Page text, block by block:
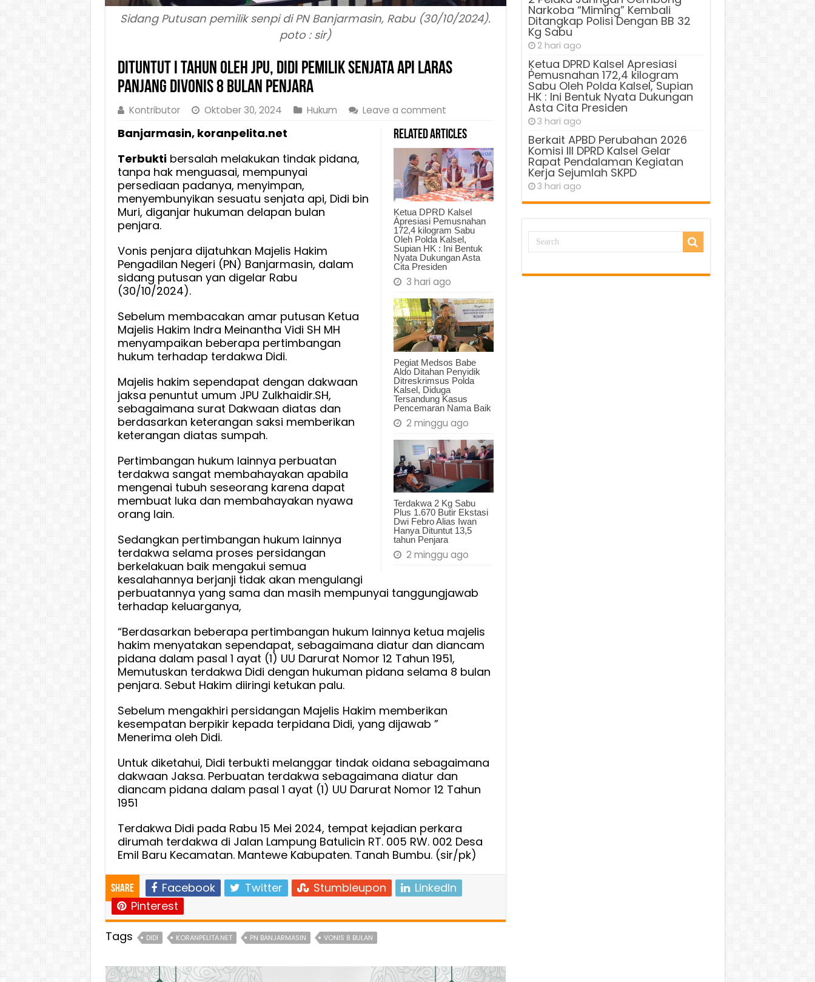
Sidang Putusan pemilik senpi di PN Banjarmasin, Rabu (30/10/2024).
poto : sir)
Dituntut I Tahun Oleh JPU, Didi Pemilik Senjata Api Laras
Panjang Divonis 8 bulan Penjara
Kontributor Oktober 30, 2024 Hukum Leave a comment
Related Articles
Ķetua DPRD Kalsel
Apresiasi Pemusnahan
172,4 kilogram Sabu
Oleh Polda Kalsel,
Supian HK : Ini Bentuk
Nyata Dukungan Asta
Cita Presiden
3 hari ago
Pegiat Medsos Babe
Aldo Ditahan Penyidik
Ditreskrimsus Polda
Kalsel, Diduga
Tersandung Kasus
Pencemaran Nama Baik
2 minggu ago
Terdakwa 2 Kg Sabu
Plus 1.670 Butir Ekstasi
Dwi Febro Alias Iwan
Hanya Dituntut 13,5
tahun Penjara
2 minggu ago
Banjarmasin, koranpelita.net
Terbuktibersalah melakukan tindak pidana,
tanpa hak menguasai, mempunyai
persediaan padanya, menyimpan,
menyembunyikan sesuatu senjata api, Didi bin
Muri, diganjar hukuman delapan bulan
penjara.
Vonis penjara dijatuhkan Majelis Hakim
Pengadilan Negeri (PN) Banjarmasin, dalam
sidang putusan yan digelar Rabu
(30/10/2024).
Sebelum membacakan amar putusan Ketua
Majelis Hakim Indra Meinantha Vidi SH MH
menyampaikan beberapa pertimbangan
hukum terhadap terdakwa Didi.
Majelis hakim sependapat dengan dakwaan
jaksa penuntut umum JPU Zulkhaidir.SH,
sebagaimana surat Dakwaan diatas dan
berdasarkan keterangan saksi memberikan
keterangan diatas sumpah.
Pertimbangan hukum lainnya perbuatan
terdakwa sangat membahayakan apabila
mengenai tubuh seseorang karena dapat
membuat luka dan membahayakan nyawa
orang lain.
Sedangkan pertimbangan hukum lainnya
terdakwa selama proses persidangan
berkelakuan baik mengakui semua
kesalahannya berjanji tidak akan mengulangi
perbuatannya yang sama dan masih mempunyai tanggungjawab
terhadap keluarganya,
“Berdasarkan beberapa pertimbangan hukum lainnya ketua majelis
hakim menyatakan sependapat, sebagaimana diatur dan diancam
pidana dalam pasal 1 ayat (1) UU Darurat Nomor 12 Tahun 1951,
Memutuskan terdakwa Didi dengan hukuman pidana selama 8 bulan
penjara. Sebut Hakim diiringi ketukan palu.
Sebelum mengakhiri persidangan Majelis Hakim memberikan
kesempatan berpikir kepada terpidana Didi, yang dijawab ”
Menerima oleh Didi.
Untuk diketahui, Didi terbukti melanggar tindak oidana sebagaimana
dakwaan Jaksa. Perbuatan terdakwa sebagaimana diatur dan
diancam pidana dalam pasal 1 ayat (1) UU Darurat Nomor 12 Tahun
1951
Terdakwa Didi pada Rabu 15 Mei 2024, tempat kejadian perkara
dirumah terdakwa di Jalan Lampung Batulicin RT. 005 RW. 002 Desa
Emil Baru Kecamatan. Mantewe Kabupaten. Tanah Bumbu. (sir/pk)
Share Facebook Twitter Stumbleupon
LinkedIn
Pinterest
Tags
DIDI KORANPELITA.NET PN BANJARMASIN VONIS 8 BULAN
Narkoba “Miming” Kembali
Ditangkap Polisi Dengan BB 32
Kg Sabu
2 hari ago
Ķetua DPRD Kalsel Apresiasi
Pemusnahan 172,4 kilogram
Sabu Oleh Polda Kalsel, Supian
HK : Ini Bentuk Nyata Dukungan
Asta Cita Presiden
3 hari ago
Berkait APBD Perubahan 2026
Komisi III DPRD Kalsel Gelar
Rapat Pendalaman Kegiatan
Kerja Sejumlah SKPD
3 hari ago